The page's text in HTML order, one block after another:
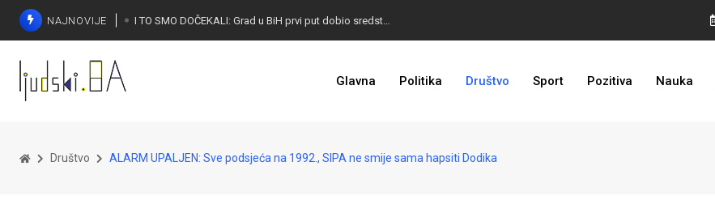
NAJNOVIJE
Glavna Politika Društvo Sport Pozitiva Nauka
Društvo ALARM UPALJEN: Sve podsjeća na 1992., SIPA ne smije sama hapsiti Dodika